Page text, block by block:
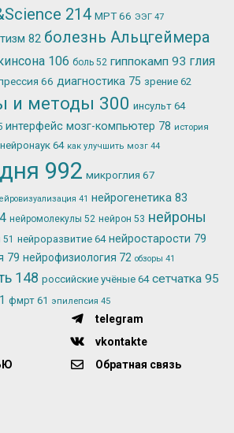
214 МРТ66 ЭЭГ 47
82 болезнь Альцгеймера
106 боль 52 гиппокамп 93 глия
66 диагностика 75 зрение 62
и методы 300 инсульт 64
интерфейс мозг-компьютер 78 история
64 как улучшить мозг 44
992 микроглия 67
41 нейрогенетика 83
нейромолекулы 52 нейрон 53 нейроны
51 нейроразвитие 64 нейростарости 79
79 нейрофизиология 72 обзоры 41
148 российские учёные 64 сетчатка 95
фмрт 61 эпилепсия 45
telegram
vkontakte
Обратная связь